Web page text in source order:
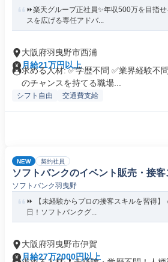
⏩️楽天グループ正社員✨️年収500万を目指せ
スを広げる専任アドバ...
大阪府羽曳野市西浦
月給21万円以上
求める人材: ✅学歴不問 ✅業界経験不
のチャンスを持てる職場...
シフト自由 交通費支給
NEW 契約社員
ソフトバンクのイベント販売・接客
ソフトバンク羽曳野
⏩️ 【未経験からプロの接客スキルを習得】
日！ソフトバンクグ...
大阪府羽曳野市伊賀
月給27万2000円以上